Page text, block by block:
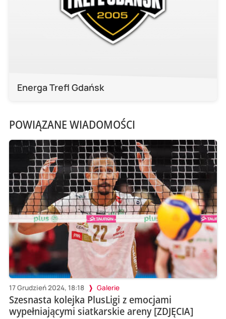
Energa Trefl Gdańsk
POWIĄZANE WIADOMOŚCI
17 Grudzień 2024, 18:18 Galerie
Szesnasta kolejka PlusLigi z emocjami
wypełniającymi siatkarskie areny [ZDJĘCIA]